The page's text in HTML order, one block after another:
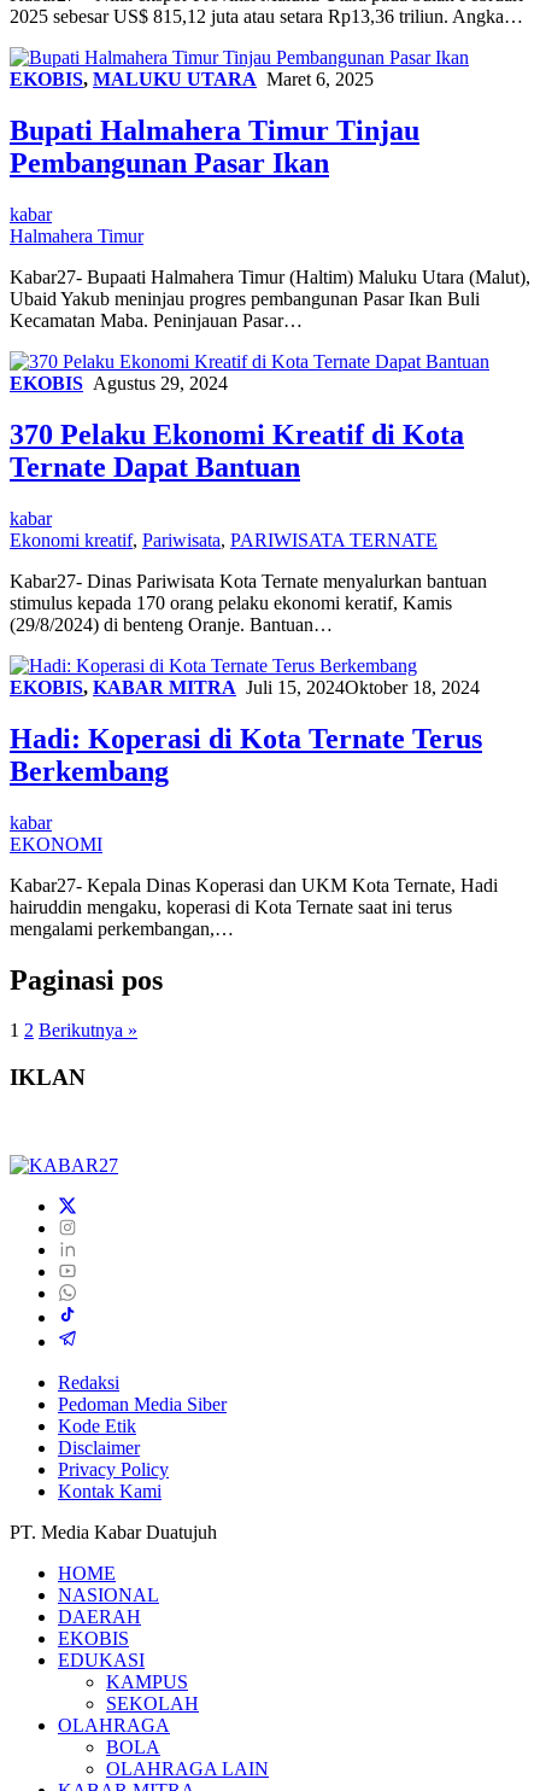
2025 sebesar US$ 815,12 juta atau setara Rp13,36 triliun. Angka…
EKOBIS, MALUKU UTARA Maret 6, 2025
Bupati Halmahera Timur Tinjau
Pembangunan Pasar Ikan
kabar
Halmahera Timur
Kabar27- Bupaati Halmahera Timur (Haltim) Maluku Utara (Malut),
Ubaid Yakub meninjau progres pembangunan Pasar Ikan Buli
Kecamatan Maba. Peninjauan Pasar…
EKOBIS Agustus 29, 2024
370 Pelaku Ekonomi Kreatif di Kota
Ternate Dapat Bantuan
kabar
Ekonomi kreatif, Pariwisata, PARIWISATA TERNATE
Kabar27- Dinas Pariwisata Kota Ternate menyalurkan bantuan
stimulus kepada 170 orang pelaku ekonomi keratif, Kamis
(29/8/2024) di benteng Oranje. Bantuan…
EKOBIS, KABAR MITRA Juli 15, 2024Oktober 18, 2024
Hadi: Koperasi di Kota Ternate Terus
Berkembang
kabar
EKONOMI
Kabar27- Kepala Dinas Koperasi dan UKM Kota Ternate, Hadi
hairuddin mengaku, koperasi di Kota Ternate saat ini terus
mengalami perkembangan,…
Paginasi pos
1 2 Berikutnya »
IKLAN
Redaksi
Pedoman Media Siber
Kode Etik
Disclaimer
Privacy Policy
Kontak Kami
PT. Media Kabar Duatujuh
HOME
NASIONAL
DAERAH
EKOBIS
EDUKASI
KAMPUS
SEKOLAH
OLAHRAGA
BOLA
OLAHRAGA LAIN